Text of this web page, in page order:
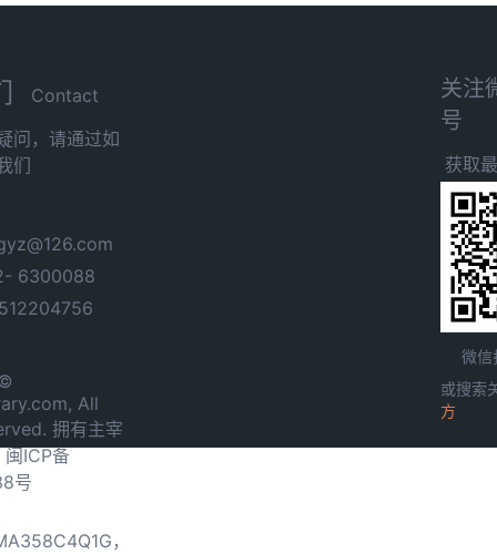
Contact
问，请通过如
们
6300088
All
拥有主宰
闽ICP备
号
，
关注
号
获取
微信
或搜索
方